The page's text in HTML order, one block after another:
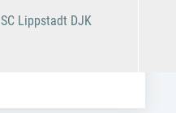
SC Lippstadt DJK